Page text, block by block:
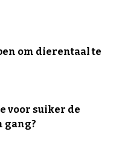
om dierentaal te
voor suiker de
gang?